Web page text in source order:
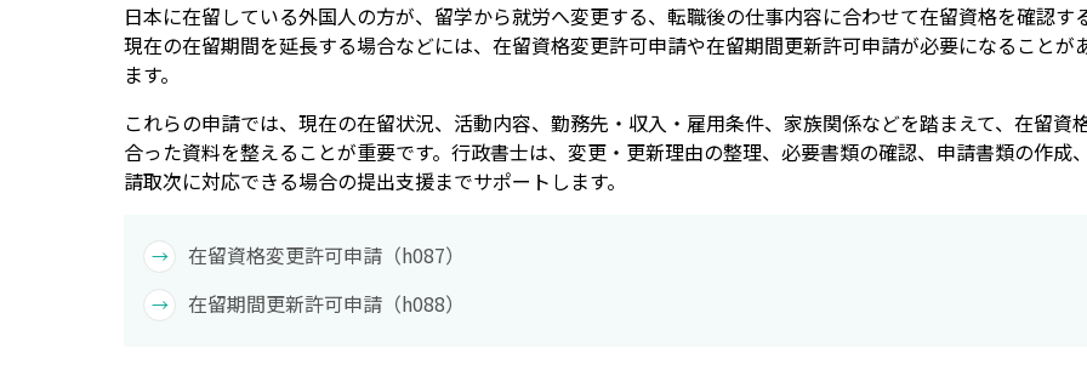
日本に在留している外国人の方が、留学から就労へ変更する、転職後の仕事内容に合わせて在留資格を確認す
現在の在留期間を延長する場合などには、在留資格変更許可申請や在留期間更新許可申請が必要になることが
ます。
これらの申請では、現在の在留状況、活動内容、勤務先・収入・雇用条件、家族関係などを踏まえて、在留資
合った資料を整えることが重要です。行政書士は、変更・更新理由の整理、必要書類の確認、申請書類の作成
請取次に対応できる場合の提出支援までサポートします。
在留資格変更許可申請（h087）
在留期間更新許可申請（h088）